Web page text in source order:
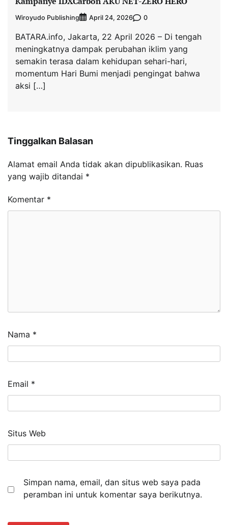
Wiroyudo Publishing April 24, 2026 0
BATARA.info, Jakarta, 22 April 2026 – Di tengah
meningkatnya dampak perubahan iklim yang
semakin terasa dalam kehidupan sehari-hari,
momentum Hari Bumi menjadi pengingat bahwa
aksi […]
Tinggalkan Balasan
Alamat email Anda tidak akan dipublikasikan. Ruas
yang wajib ditandai *
Komentar *
Nama *
Email *
Situs Web
Simpan nama, email, dan situs web saya pada
peramban ini untuk komentar saya berikutnya.